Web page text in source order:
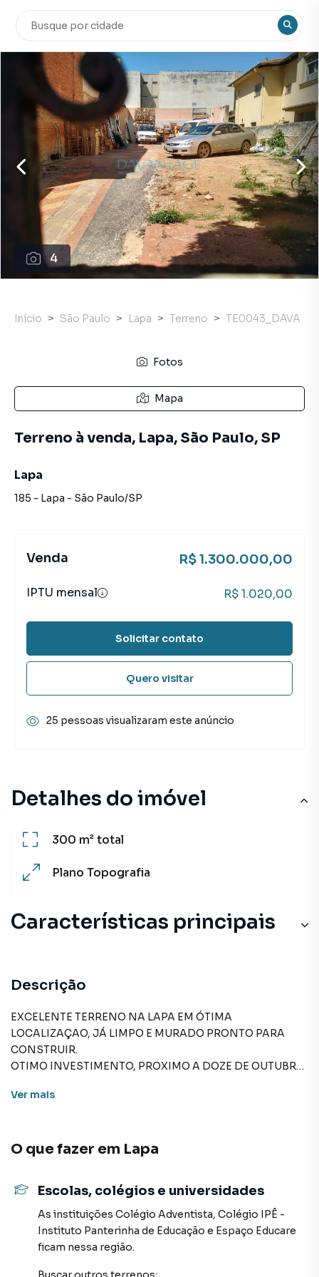
4
Detalhes do imóvel
300 m²total
Plano Topografia
Características principais
Descrição
EXCELENTE TERRENO NA LAPA EM ÓTIMA
LOCALIZAÇAO, JÁ LIMPO E MURADO PRONTO PARA
CONSTRUIR.
OTIMO INVESTIMENTO, PROXIMO A DOZE DE OUTUBRO,
AO REDOR
mais informações sobre Terreno em São Paulo? Entre em
contato com nossa equipe pelo telefone (11) 96351-0116.
A Davantage consultoria imobiliária tem mais opções de
Ver mais
O que fazer em Lapa
Escolas, colégios e universidades
As instituições Colégio Adventista, Colégio IPÊ -
Instituto Panterinha de Educação e Espaço Educare
ficam nessa região.
Início São Paulo Lapa Terreno TE0043_DAVA
Fotos
Mapa
Terreno à venda, Lapa, São Paulo, SP
Lapa
185 - Lapa - São Paulo/SP
Venda R$ 1.300.000,00
IPTU mensal R$ 1.020,00
Solicitar contato
Quero visitar
25 pessoas visualizaram este anúncio